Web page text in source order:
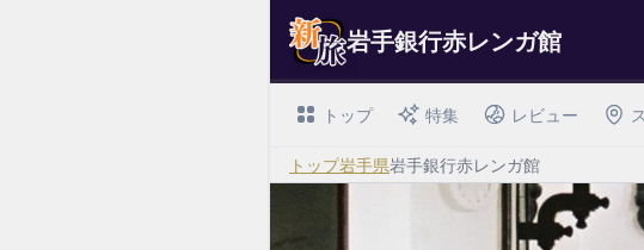
岩手銀行赤レンガ館
トップ 特集 レビュー
トップ岩手県岩手銀行赤レンガ館